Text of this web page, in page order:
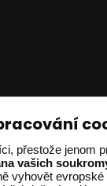
Dvořák
234 254
- 15:00)
přestože jenom
vašich
vyhovět evropské